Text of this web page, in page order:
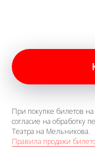
При покупке билетов
согласие на обработку
Театра на Мельникова.
Правила продажи